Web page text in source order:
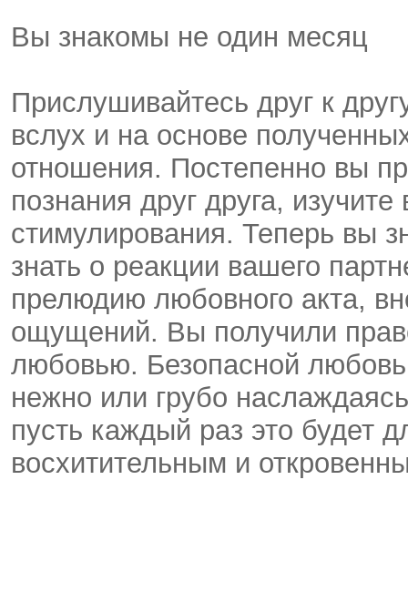
Вы знакомы не один месяц
Прислушивайтесь друг к
вслух и на основе
отношения. Постепенно вы
познания друг друга,
стимулирования. Теперь вы
знать о реакции вашего
прелюдию любовного акта,
ощущений. Вы получили
любовью. Безопасной
нежно или грубо
пусть каждый раз это будет
восхитительным и